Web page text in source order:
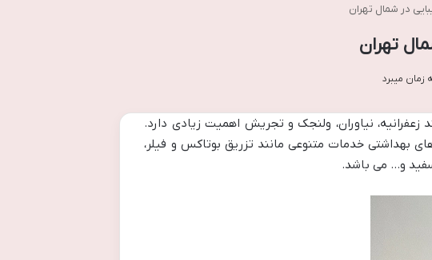
زعفرانیه، نیاوران، ولنجک و تجریش اهمیت زیادی دارد.
بهداشتی خدمات متنوعی مانند تزریق بوتاکس و فیلر،
سفید و… می باشد.